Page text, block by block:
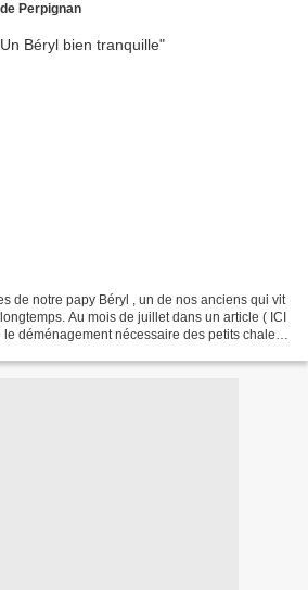
Perpignan
de notre papy Béryl , un de nos anciens qui vit
Au mois de juillet dans un article ( ICI
déménagement nécessaire des petits chalets